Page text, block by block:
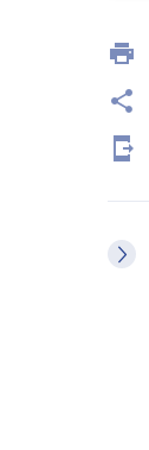
print
share
send_to_mobile